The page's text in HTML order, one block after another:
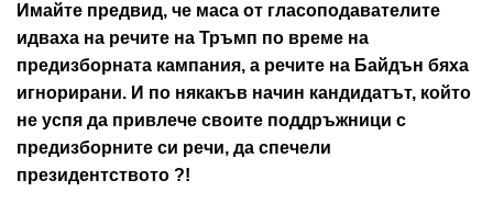
Имайте предвид, че маса от гласоподавателите
идваха на речите на Тръмп по време на
предизборната кампания, а речите на Байдън бяха
игнорирани. И по някакъв начин кандидатът, който
не успя да привлече своите поддръжници с
предизборните си речи, да спечели
президентството ?!